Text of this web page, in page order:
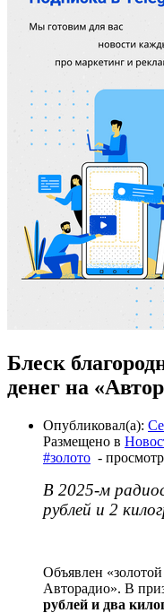
Блеск
денег на
Опубликовал(а):
Размещено в
#золото -
В 2025-м
рублей и 2
Объявлен
Авторадио». В
рублей и два